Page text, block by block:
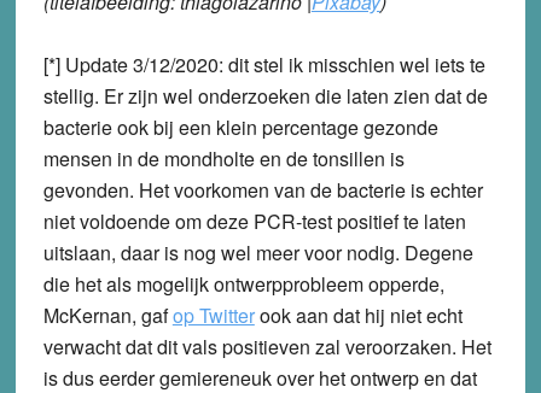
[*] Update 3/12/2020: dit stel ik misschien wel iets te
stellig. Er zijn wel onderzoeken die laten zien dat de
bacterie ook bij een klein percentage gezonde
mensen in de mondholte en de tonsillen is
gevonden. Het voorkomen van de bacterie is echter
niet voldoende om deze PCR-test positief te laten
uitslaan, daar is nog wel meer voor nodig. Degene
die het als mogelijk ontwerpprobleem opperde,
McKernan, gafop Twitterook aan dat hij niet echt
verwacht dat dit vals positieven zal veroorzaken. Het
is dus eerder gemiereneuk over het ontwerp en dat